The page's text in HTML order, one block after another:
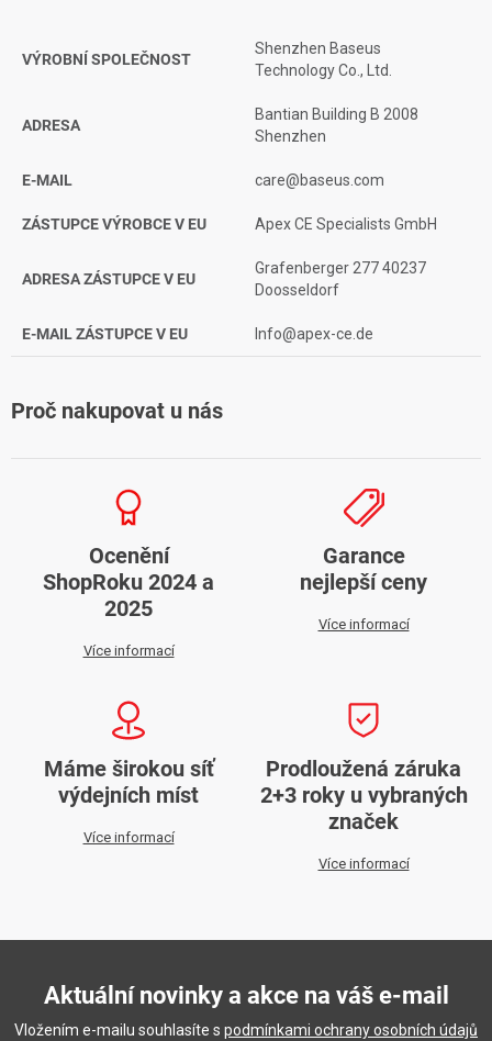
VÝROBNÍ SPOLEČNOST
Shenzhen Baseus
Technology Co., Ltd.
ADRESA
Bantian Building B 2008
Shenzhen
E-MAIL care@baseus.com
ZÁSTUPCE VÝROBCE V EU Apex CE Specialists GmbH
ADRESA ZÁSTUPCE V EU
Grafenberger 277 40237
Doosseldorf
E-MAIL ZÁSTUPCE V EU Info@apex-ce.de
Proč nakupovat u nás
Ocenění
ShopRoku 2024 a
2025
Více informací
Garance
nejlepší ceny
Více informací
Máme širokou síť
výdejních míst
Více informací
Prodloužená záruka
2+3 roky u vybraných
značek
Více informací
Aktuální novinky a akce na váš e-mail
Vložením e-mailu souhlasíte s podmínkami ochrany osobních údajů